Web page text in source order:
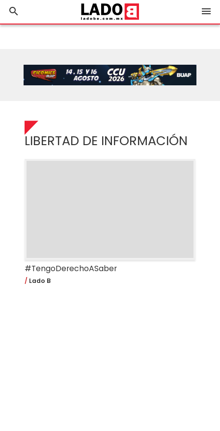
search menu
LIBERTAD DE INFORMACIÓN
#TengoDerechoASaber
Lado B